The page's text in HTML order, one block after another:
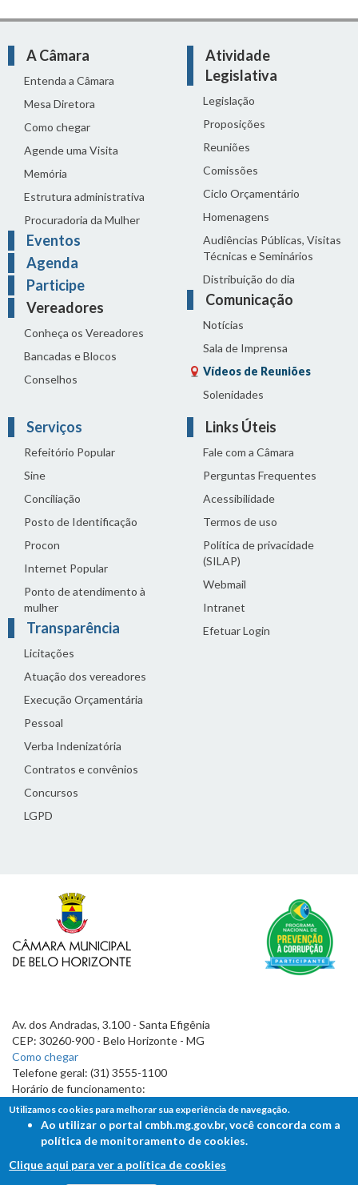
A Câmara
Entenda a Câmara
Mesa Diretora
Como chegar
Agende uma Visita
Memória
Estrutura administrativa
Procuradoria da Mulher
Eventos
Agenda
Participe
Vereadores
Conheça os Vereadores
Bancadas e Blocos
Conselhos
Atividade
Legislativa
Legislação
Proposições
Reuniões
Comissões
Ciclo Orçamentário
Homenagens
Audiências Públicas, Visitas
Técnicas e Seminários
Distribuição do dia
Comunicação
Notícias
Sala de Imprensa
Vídeos de Reuniões
Solenidades
Serviços
Refeitório Popular
Sine
Conciliação
Posto de Identificação
Procon
Internet Popular
Ponto de atendimento à
mulher
Transparência
Licitações
Atuação dos vereadores
Execução Orçamentária
Pessoal
Verba Indenizatória
Contratos e convênios
Concursos
LGPD
Links Úteis
Fale com a Câmara
Perguntas Frequentes
Acessibilidade
Termos de uso
Política de privacidade
(SILAP)
Webmail
Intranet
Efetuar Login
Av. dos Andradas, 3.100 - Santa Efigênia
CEP: 30260-900 - Belo Horizonte - MG
Como chegar
Telefone geral: (31) 3555-1100
Horário de funcionamento:
7h às 19h
Utilizamos cookies para melhorar sua experiência de navegação.
Ao utilizar o portal cmbh.mg.gov.br, você concorda com a
política de monitoramento de cookies.
Clique aqui para ver a política de cookies